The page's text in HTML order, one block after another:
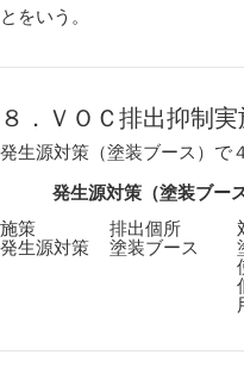
とをいう。
８．ＶＯＣ排出抑制実
発生源対策（塗装ブース）で
発生源対策（塗装ブー
施策
排出個所
発生源対策
塗装ブース